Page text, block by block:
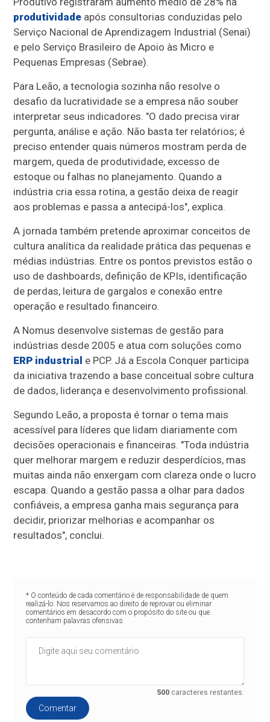
produtividade após consultorias conduzidas pelo
Serviço Nacional de Aprendizagem Industrial (Senai)
e pelo Serviço Brasileiro de Apoio às Micro e
Pequenas Empresas (Sebrae).
Para Leão, a tecnologia sozinha não resolve o
desafio da lucratividade se a empresa não souber
interpretar seus indicadores. "O dado precisa virar
pergunta, análise e ação. Não basta ter relatórios; é
preciso entender quais números mostram perda de
margem, queda de produtividade, excesso de
estoque ou falhas no planejamento. Quando a
indústria cria essa rotina, a gestão deixa de reagir
aos problemas e passa a antecipá-los", explica.
A jornada também pretende aproximar conceitos de
cultura analítica da realidade prática das pequenas e
médias indústrias. Entre os pontos previstos estão o
uso de dashboards, definição de KPIs, identificação
de perdas, leitura de gargalos e conexão entre
operação e resultado financeiro.
A Nomus desenvolve sistemas de gestão para
indústrias desde 2005 e atua com soluções como
ERP industrial e PCP. Já a Escola Conquer participa
da iniciativa trazendo a base conceitual sobre cultura
de dados, liderança e desenvolvimento profissional.
Segundo Leão, a proposta é tornar o tema mais
acessível para líderes que lidam diariamente com
decisões operacionais e financeiras. "Toda indústria
quer melhorar margem e reduzir desperdícios, mas
muitas ainda não enxergam com clareza onde o lucro
escapa. Quando a gestão passa a olhar para dados
confiáveis, a empresa ganha mais segurança para
decidir, priorizar melhorias e acompanhar os
resultados", conclui.
* O conteúdo de cada comentário é de responsabilidade de quem
realizá-lo. Nos reservamos ao direito de reprovar ou eliminar
comentários em desacordo com o propósito do site ou que
contenham palavras ofensivas.
500 caracteres restantes.
Comentar